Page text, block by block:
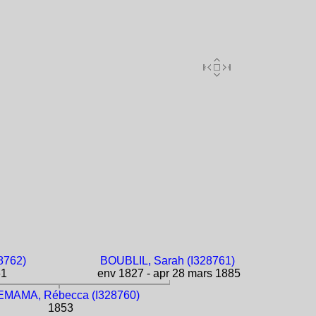
BOUBLIL, Sarah (I328761)
env 1827 - apr 28 mars 1885
Rébecca (I328760)
1853